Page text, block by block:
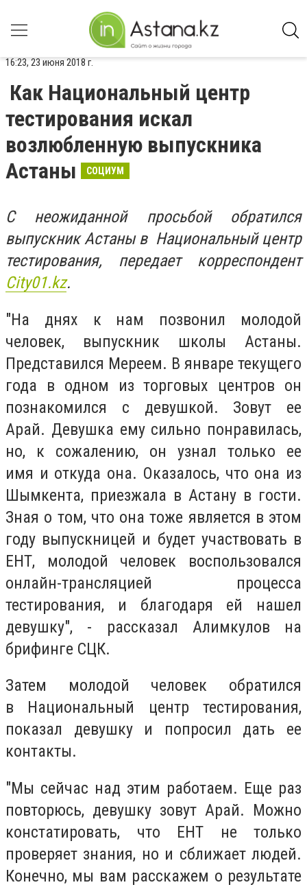
16:23, 23 июня 2018 г.
Как Национальный центр
тестирования искал
возлюбленную выпускника
Астаны
СОЦИУМ
С неожиданной просьбой обратился
выпускник Астаны в Национальный центр
тестирования, передает корреспондент
Сity01.kz.
"На днях к нам позвонил молодой
человек, выпускник школы Астаны.
Представился Мереем. В январе текущего
года в одном из торговых центров он
познакомился с девушкой. Зовут ее
Арай. Девушка ему сильно понравилась,
но, к сожалению, он узнал только ее
имя и откуда она. Оказалось, что она из
Шымкента, приезжала в Астану в гости.
Зная о том, что она тоже является в этом
году выпускницей и будет участвовать в
ЕНТ, молодой человек воспользовался
онлайн-трансляцией процесса
тестирования, и благодаря ей нашел
девушку", - рассказал Алимкулов на
брифинге СЦК.
Затем молодой человек обратился
в Национальный центр тестирования,
показал девушку и попросил дать ее
контакты.
"Мы сейчас над этим работаем. Еще раз
повторюсь, девушку зовут Арай. Можно
констатировать, что ЕНТ не только
проверяет знания, но и сближает людей.
Конечно, мы вам расскажем о результате